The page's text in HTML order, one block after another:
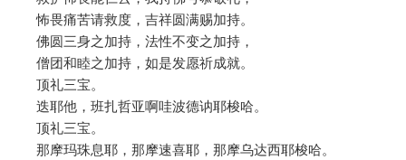
怖畏痛苦请救度，吉祥圆满赐加持。
佛圆三身之加持，法性不变之加持，
僧团和睦之加持，如是发愿祈成就。
顶礼三宝。
迭耶他，班扎哲亚啊哇波德讷耶梭哈。
顶礼三宝。
那摩玛珠息耶，那摩速喜耶，那摩乌达西耶梭哈。